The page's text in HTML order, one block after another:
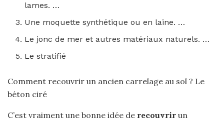
lames. …
Une moquette synthétique ou en laine. …
Le jonc de mer et autres matériaux naturels. …
Le stratifié
Comment recouvrir un ancien carrelage au sol ? Le
béton ciré
C’est vraiment une bonne idée de recouvrir un